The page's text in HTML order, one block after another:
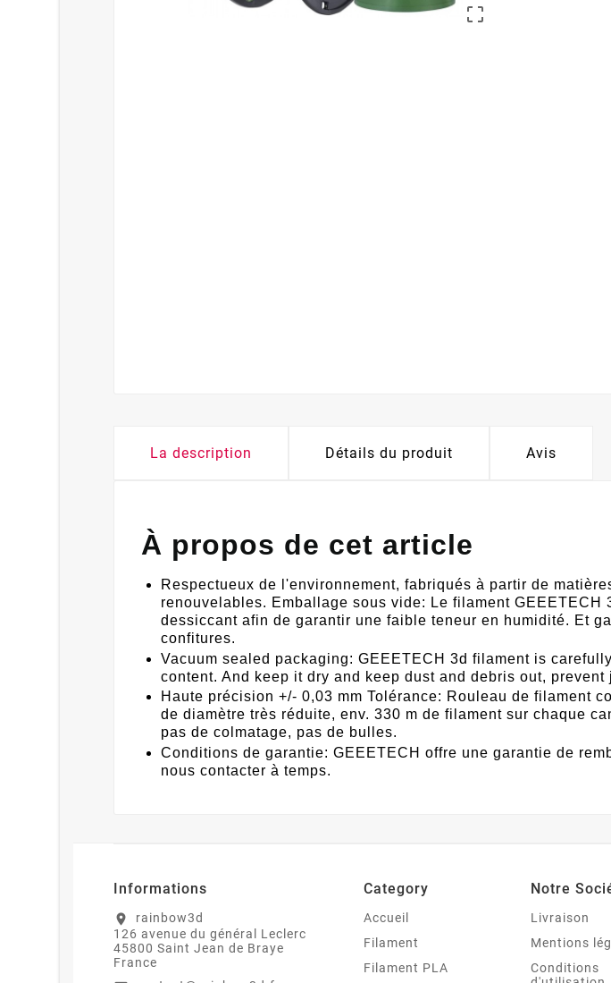

La description Détails du produit Avis
À propos de cet article
Respectueux de l'environnement, fabriqués à partir de
renouvelables. Emballage sous vide: Le filament
dessiccant afin de garantir une faible teneur en humidité. Et
confitures.
Vacuum sealed packaging: GEEETECH 3d filament is
content. And keep it dry and keep dust and debris out, prevent
Haute précision +/- 0,03 mm Tolérance: Rouleau de filament
de diamètre très réduite, env. 330 m de filament sur chaque
pas de colmatage, pas de bulles.
Conditions de garantie: GEEETECH offre une garantie de
nous contacter à temps.
Informations
location_on
rainbow3d
126 avenue du général Leclerc
45800 Saint Jean de Braye
France
Category
Accueil
Filament
Filament PLA
Notre
Livraison
Mentions
Conditions